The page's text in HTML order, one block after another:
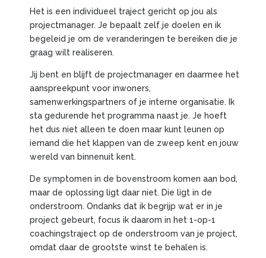
Het is een individueel traject gericht op jou als
projectmanager. Je bepaalt zelf je doelen en ik
begeleid je om de veranderingen te bereiken die je
graag wilt realiseren.
Jij bent en blijft de projectmanager en daarmee het
aanspreekpunt voor inwoners,
samenwerkingspartners of je interne organisatie. Ik
sta gedurende het programma naast je. Je hoeft
het dus niet alleen te doen maar kunt leunen op
iemand die het klappen van de zweep kent en jouw
wereld van binnenuit kent.
De symptomen in de bovenstroom komen aan bod,
maar de oplossing ligt daar niet. Die ligt in de
onderstroom. Ondanks dat ik begrijp wat er in je
project gebeurt, focus ik daarom in het 1-op-1
coachingstraject op de onderstroom van je project,
omdat daar de grootste winst te behalen is.